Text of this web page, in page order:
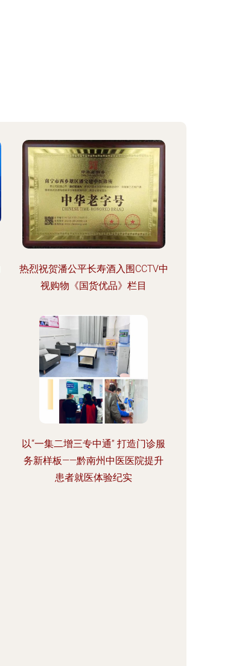
热烈祝贺潘公平长寿酒入围CCTV中
视购物《国货优品》栏目
以“一集二增三专中通” 打造门诊服
务新样板——黔南州中医医院提升
患者就医体验纪实